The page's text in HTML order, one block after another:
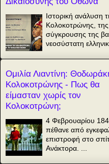
Ιστορική ανάλυση
Κολοκοτρώνης, της
σύγκρουσης της
νεοσύστατη
Ομιλία Λιαντίνη:
Κολοκοτρώνης - Πως θα
είμασταν χωρίς τον
Κολοκοτρώνη;
4 Φεβρουαρίου
πέθανε από
επιστροφή στο
Ανάκτορα. ...